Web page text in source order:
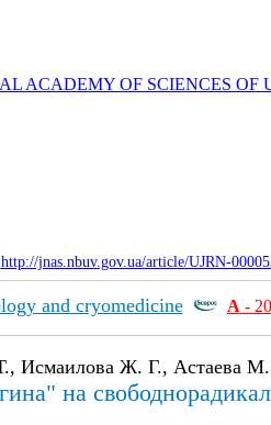
ACADEMY OF SCIENCES OF
http://jnas.nbuv.gov.ua/article/UJRN-
and cryomedicine А -
Исмаилова Ж. Г., Астаева
на